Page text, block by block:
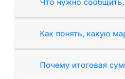
Что нужно сообщить,
Как понять, какую
Почему итоговая